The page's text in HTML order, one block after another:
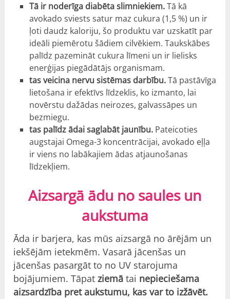
Tā ir noderīga diabēta slimniekiem.Tā kā
avokado sviests satur maz cukura (1,5 %) un ir
ļoti daudz kaloriju, šo produktu var uzskatīt par
ideāli piemērotu šādiem cilvēkiem. Taukskābes
palīdz pazemināt cukura līmeni un ir lielisks
enerģijas piegādātājs organismam.
tas veicina nervu sistēmas darbību.Tā pastāvīga
lietošana ir efektīvs līdzeklis, ko izmanto, lai
novērstu dažādas neirozes, galvassāpes un
bezmiegu.
tas palīdz ādai saglabāt jaunību.Pateicoties
augstajai Omega-3 koncentrācijai, avokado eļļa
ir viens no labākajiem ādas atjaunošanas
līdzekļiem.
Aizsargā ādu no saules un
aukstuma
Āda ir barjera, kas mūs aizsargā no ārējām un
iekšējām ietekmēm. Vasarā jācenšas un
jācenšas pasargāt to no UV starojuma
bojājumiem. Tāpatziemā tai nepieciešama
aizsardzība pret aukstumu, kas var to izžāvēt.